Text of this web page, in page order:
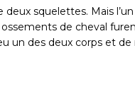
squelettes. Mais
de cheval
un des deux corps et de